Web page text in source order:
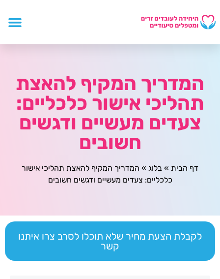
המדריך המקיף להאצת
תהליכי אישור כלכליים:
צעדים מעשיים ודגשים
חשובים
דף הבית » בלוג » המדריך המקיף להאצת תהליכי אישור
כלכליים: צעדים מעשיים ודגשים חשובים
לקבלת הצעת מחיר שלא תוכלו לסרב צרו איתנו
קשר